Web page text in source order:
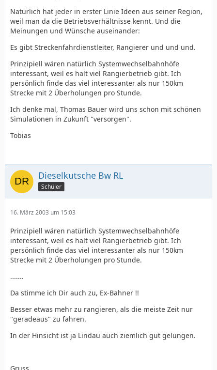
Natürlich hat jeder in erster Linie Ideen aus seiner Region,
weil man da die Betriebsverhältnisse kennt. Und die
Meinungen und Wünsche auseinander:
Es gibt Streckenfahrdienstleiter, Rangierer und und und.
Prinzipiell wären natürlich Systemwechselbahnhöfe
interessant, weil es halt viel Rangierbetrieb gibt. Ich
persönlich finde das viel interessanter als nur 150km
Strecke mit 2 Überholungen pro Stunde.
Ich denke mal, Thomas Bauer wird uns schon mit schönen
Simulationen in Zukunft "versorgen".
Tobias
Dieselkutsche Bw RL
Schüler
16. März 2003 um 15:03
Prinzipiell wären natürlich Systemwechselbahnhöfe
interessant, weil es halt viel Rangierbetrieb gibt. Ich
persönlich finde das viel interessanter als nur 150km
Strecke mit 2 Überholungen pro Stunde.
.......
Da stimme ich Dir auch zu, Ex-Bahner !!
Besser etwas mehr zu rangieren, als die meiste Zeit nur
"geradeaus" zu fahren.
In der Hinsicht ist ja Lindau auch ziemlich gut gelungen.